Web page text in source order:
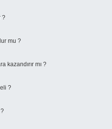
?
mu ?
kazandırır mı ?
?